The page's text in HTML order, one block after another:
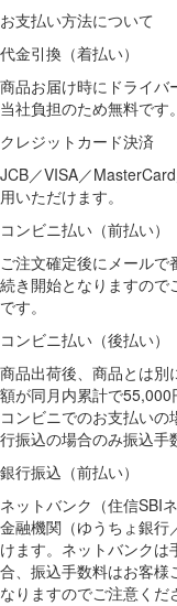
お支払い方法について
代金引換（着払い）
商品お届け時にドライバ
当社負担のため無料です。
クレジットカード決済
JCB／VISA／
用いただけます。
コンビニ払い（前払い）
ご注文確定後にメール
続き開始となりますので
です。
コンビニ払い（後払い）
商品出荷後、商品とは別
額が同月内累計で55,000
コンビニでのお支払い
行振込の場合のみ振込手
銀行振込（前払い）
ネットバンク（住信SBI
金融機関（ゆうちょ銀行
けます。ネットバンク
合、振込手数料はお客様
なりますのでご注意くだ